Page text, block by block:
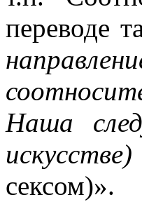
переводе
Наша
искусстве)